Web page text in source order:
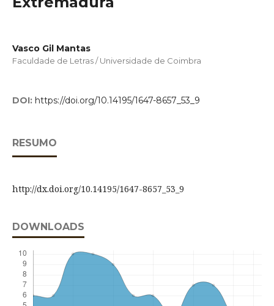
Vasco Gil Mantas
Faculdade de Letras / Universidade de Coimbra
DOI: https://doi.org/10.14195/1647-8657_53_9
RESUMO
http://dx.doi.org/10.14195/1647-8657_53_9
DOWNLOADS